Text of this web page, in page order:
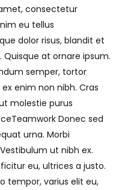
consectetur
eu tellus
dolor risus, blandit et
at ornare ipsum.
semper, tortor
enim non nibh. Cras
molestie purus
Donec sed
urna. Morbi
ut nibh ex.
eu, ultrices a justo.
tempor, varius elit eu,